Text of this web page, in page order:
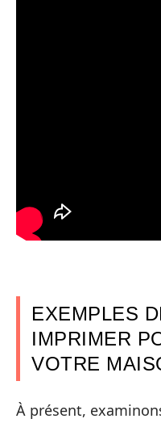
EXEMPLES
IMPRIMER
VOTRE
À présent,